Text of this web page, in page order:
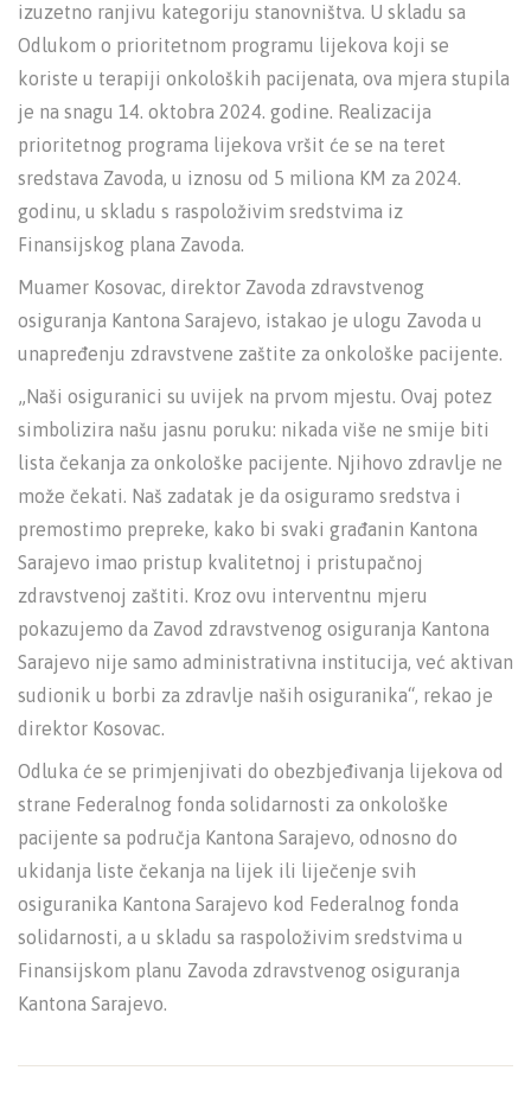
izuzetno ranjivu kategoriju stanovništva. U skladu sa
Odlukom o prioritetnom programu lijekova koji se
koriste u terapiji onkoloških pacijenata, ova mjera stupila
je na snagu 14. oktobra 2024. godine. Realizacija
prioritetnog programa lijekova vršit će se na teret
sredstava Zavoda, u iznosu od 5 miliona KM za 2024.
godinu, u skladu s raspoloživim sredstvima iz
Finansijskog plana Zavoda.
Muamer Kosovac, direktor Zavoda zdravstvenog
osiguranja Kantona Sarajevo, istakao je ulogu Zavoda u
unapređenju zdravstvene zaštite za onkološke pacijente.
„Naši osiguranici su uvijek na prvom mjestu. Ovaj potez
simbolizira našu jasnu poruku: nikada više ne smije biti
lista čekanja za onkološke pacijente. Njihovo zdravlje ne
može čekati. Naš zadatak je da osiguramo sredstva i
premostimo prepreke, kako bi svaki građanin Kantona
Sarajevo imao pristup kvalitetnoj i pristupačnoj
zdravstvenoj zaštiti. Kroz ovu interventnu mjeru
pokazujemo da Zavod zdravstvenog osiguranja Kantona
Sarajevo nije samo administrativna institucija, već aktivan
sudionik u borbi za zdravlje naših osiguranika“, rekao je
direktor Kosovac.
Odluka će se primjenjivati do obezbjeđivanja lijekova od
strane Federalnog fonda solidarnosti za onkološke
pacijente sa područja Kantona Sarajevo, odnosno do
ukidanja liste čekanja na lijek ili liječenje svih
osiguranika Kantona Sarajevo kod Federalnog fonda
solidarnosti, a u skladu sa raspoloživim sredstvima u
Finansijskom planu Zavoda zdravstvenog osiguranja
Kantona Sarajevo.